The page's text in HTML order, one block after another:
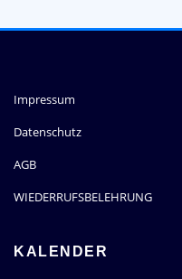
Impressum
Datenschutz
AGB
WIEDERRUFSBELEHRUNG
KALENDER